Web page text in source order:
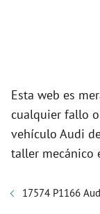
Esta web es
cualquier fallo
vehículo Audi
taller mecánico
17574 P1166